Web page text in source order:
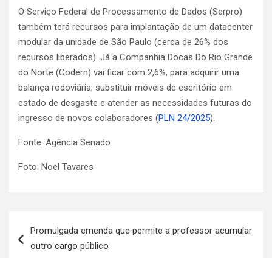
O Serviço Federal de Processamento de Dados (Serpro)
também terá recursos para implantação de um datacenter
modular da unidade de São Paulo (cerca de 26% dos
recursos liberados). Já a Companhia Docas Do Rio Grande
do Norte (Codern) vai ficar com 2,6%, para adquirir uma
balança rodoviária, substituir móveis de escritório em
estado de desgaste e atender as necessidades futuras do
ingresso de novos colaboradores (PLN 24/2025).
Fonte: Agência Senado
Foto: Noel Tavares
de
Promulgada emenda que permite a professor acumular
outro cargo público